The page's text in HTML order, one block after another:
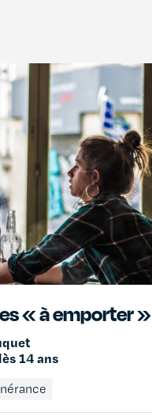
« à emporter »
14 ans